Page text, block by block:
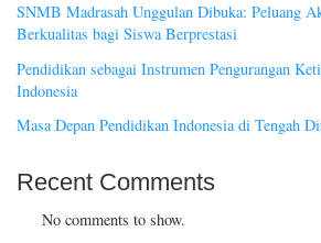
SNMB Madrasah Unggulan Dibuka: Peluang
Berkualitas bagi Siswa Berprestasi
Pendidikan sebagai Instrumen Pengurangan
Indonesia
Masa Depan Pendidikan Indonesia di Tengah
Recent Comments
No comments to show.